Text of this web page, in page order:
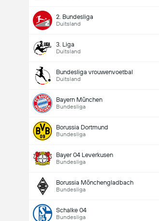
2. Bundesliga
Duitsland
3. Liga
Duitsland
Bundesliga vrouwenvoetbal
Duitsland
Bayern München
Bundesliga
Borussia Dortmund
Bundesliga
Bayer 04 Leverkusen
Bundesliga
Borussia Mönchengladbach
Bundesliga
Schalke 04
Bundesliga